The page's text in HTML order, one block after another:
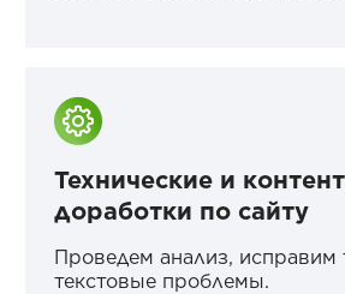
Технические и
доработки по сайту
Проведем анализ, исправим
текстовые проблемы.